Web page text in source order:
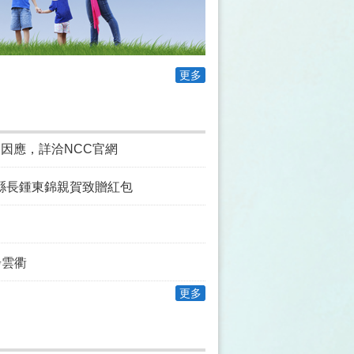
更多
應，詳洽NCC官網
長鍾東錦親賀致贈紅包
衢
更多